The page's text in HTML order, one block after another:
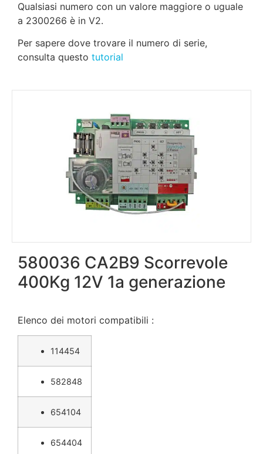
Qualsiasi numero con un valore maggiore o uguale
a 2300266 è in V2.
Per sapere dove trovare il numero di serie,
consulta questo tutorial
580036 CA2B9 Scorrevole
400Kg 12V 1a generazione
Elenco dei motori compatibili :
114454
582848
654104
654404